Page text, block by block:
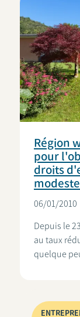
Région
pour
droits
06/01/2010
Depuis le
au taux
quelque